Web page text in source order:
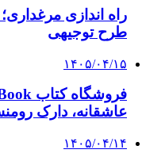
راه اندازی
طرح توجیهی
۱۴۰۵/۰۴/۱۵
عاشقانه، دارک
۱۴۰۵/۰۴/۱۴